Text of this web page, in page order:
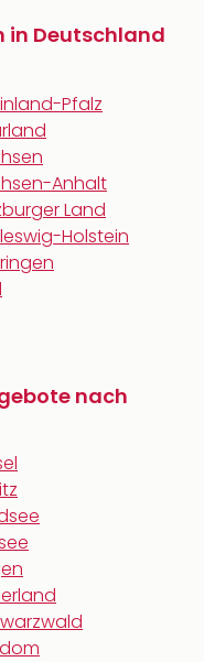
in Deutschland
Pfalz
Anhalt
Land
Holstein
nach